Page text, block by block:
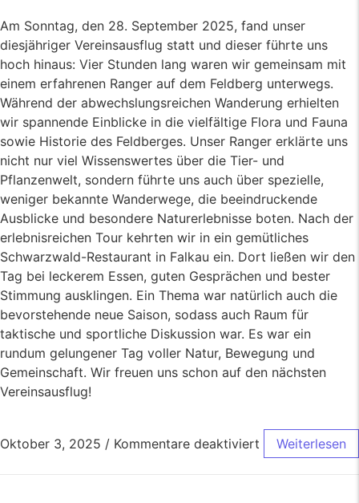
Am Sonntag, den 28. September 2025, fand unser
diesjähriger Vereinsausflug statt und dieser führte uns
hoch hinaus: Vier Stunden lang waren wir gemeinsam mit
einem erfahrenen Ranger auf dem Feldberg unterwegs.
Während der abwechslungsreichen Wanderung erhielten
wir spannende Einblicke in die vielfältige Flora und Fauna
sowie Historie des Feldberges. Unser Ranger erklärte uns
nicht nur viel Wissenswertes über die Tier- und
Pflanzenwelt, sondern führte uns auch über spezielle,
weniger bekannte Wanderwege, die beeindruckende
Ausblicke und besondere Naturerlebnisse boten. Nach der
erlebnisreichen Tour kehrten wir in ein gemütliches
Schwarzwald-Restaurant in Falkau ein. Dort ließen wir den
Tag bei leckerem Essen, guten Gesprächen und bester
Stimmung ausklingen. Ein Thema war natürlich auch die
bevorstehende neue Saison, sodass auch Raum für
taktische und sportliche Diskussion war. Es war ein
rundum gelungener Tag voller Natur, Bewegung und
Gemeinschaft. Wir freuen uns schon auf den nächsten
Vereinsausflug!
Oktober 3, 2025 / Kommentare deaktiviert Weiterlesen